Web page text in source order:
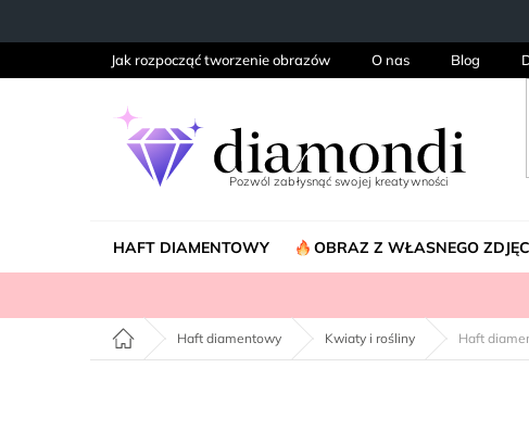
Jak rozpocząć tworzenie obrazów O nas Blog
HAFT DIAMENTOWY OBRAZ Z WŁASNEGO
Home Haft diamentowy Kwiaty i rośliny Haft